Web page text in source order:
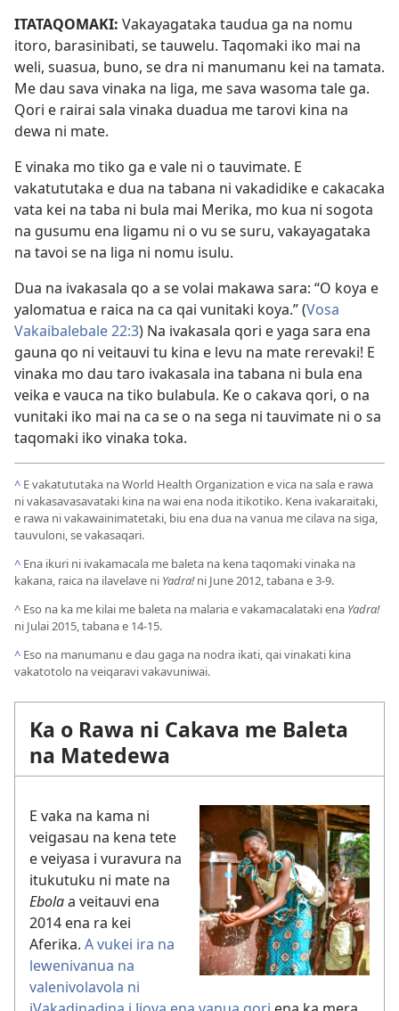
ITATAQOMAKI: Vakayagataka taudua ga na nomu
itoro, barasinibati, se tauwelu. Taqomaki iko mai na
weli, suasua, buno, se dra ni manumanu kei na tamata.
Me dau sava vinaka na liga, me sava wasoma tale ga.
Qori e rairai sala vinaka duadua me tarovi kina na
dewa ni mate.
E vinaka mo tiko ga e vale ni o tauvimate. E
vakatututaka e dua na tabana ni vakadidike e cakacaka
vata kei na taba ni bula mai Merika, mo kua ni sogota
na gusumu ena ligamu ni o vu se suru, vakayagataka
na tavoi se na liga ni nomu isulu.
Dua na ivakasala qo a se volai makawa sara: “O koya e
yalomatua e raica na ca qai vunitaki koya.” (Vosa
Vakaibalebale 22:3) Na ivakasala qori e yaga sara ena
gauna qo ni veitauvi tu kina e levu na mate rerevaki! E
vinaka mo dau taro ivakasala ina tabana ni bula ena
veika e vauca na tiko bulabula. Ke o cakava qori, o na
vunitaki iko mai na ca se o na sega ni tauvimate ni o sa
taqomaki iko vinaka toka.
^ E vakatututaka na World Health Organization e vica na sala e rawa
ni vakasavasavataki kina na wai ena noda itikotiko. Kena ivakaraitaki,
e rawa ni vakawainimatetaki, biu ena dua na vanua me cilava na siga,
tauvuloni, se vakasaqari.
^ Ena ikuri ni ivakamacala me baleta na kena taqomaki vinaka na
kakana, raica na ilavelave ni Yadra!ni June 2012, tabana e 3-9.
^ Eso na ka me kilai me baleta na malaria e vakamacalataki ena Yadra!
ni Julai 2015, tabana e 14-15.
^ Eso na manumanu e dau gaga na nodra ikati, qai vinakati kina
vakatotolo na veiqaravi vakavuniwai.
Ka o Rawa ni Cakava me Baleta
na Matedewa
E vaka na kama ni
veigasau na kena tete
e veiyasa i vuravura na
itukutuku ni mate na
Ebolaa veitauvi ena
2014 ena ra kei
Aferika. A vukei ira na
lewenivanua na
valenivolavola ni